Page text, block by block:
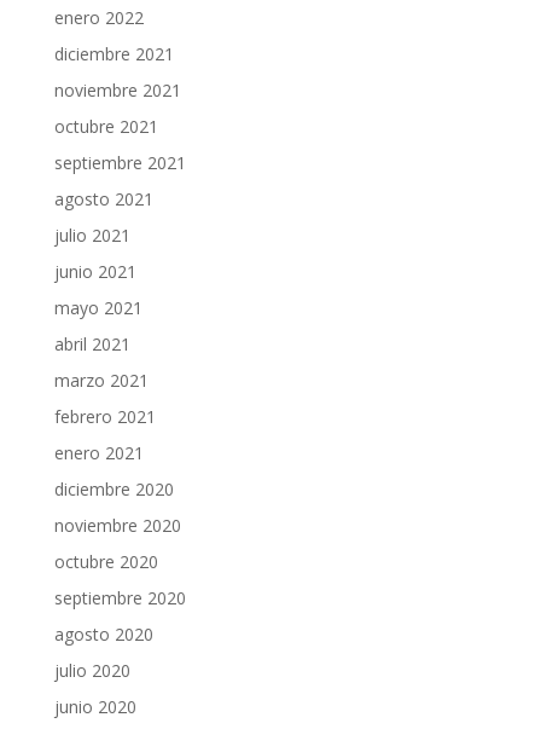
enero 2022
diciembre 2021
noviembre 2021
octubre 2021
septiembre 2021
agosto 2021
julio 2021
junio 2021
mayo 2021
abril 2021
marzo 2021
febrero 2021
enero 2021
diciembre 2020
noviembre 2020
octubre 2020
septiembre 2020
agosto 2020
julio 2020
junio 2020